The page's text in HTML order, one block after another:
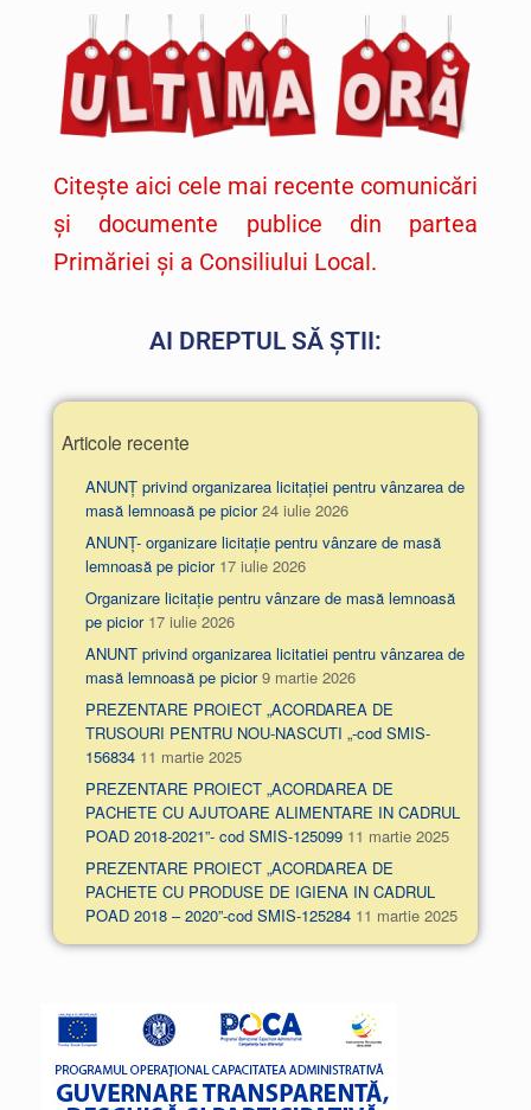
Citește aici cele mai recente comunicări
și documente publice din partea
Primăriei și a Consiliului Local.
AI DREPTUL SĂ ȘTII:
Articole recente
ANUNȚ privind organizarea licitației pentru vânzarea de
masă lemnoasă pe picior 24 iulie 2026
ANUNȚ- organizare licitație pentru vânzare de masă
lemnoasă pe picior 17 iulie 2026
Organizare licitație pentru vânzare de masă lemnoasă
pe picior 17 iulie 2026
ANUNT privind organizarea licitatiei pentru vânzarea de
masă lemnoasă pe picior 9 martie 2026
PREZENTARE PROIECT „ACORDAREA DE
TRUSOURI PENTRU NOU-NASCUTI „-cod SMIS-
156834 11 martie 2025
PREZENTARE PROIECT „ACORDAREA DE
PACHETE CU AJUTOARE ALIMENTARE IN CADRUL
POAD 2018-2021”- cod SMIS-125099 11 martie 2025
PREZENTARE PROIECT „ACORDAREA DE
PACHETE CU PRODUSE DE IGIENA IN CADRUL
POAD 2018 – 2020”-cod SMIS-125284 11 martie 2025